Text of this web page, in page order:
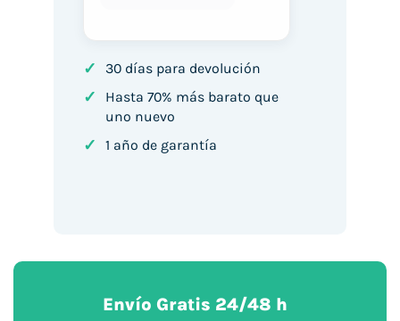
✓ 30 días para devolución
✓
Hasta 70% más barato que
uno nuevo
✓ 1 año de garantía
Envío Gratis 24/48 h